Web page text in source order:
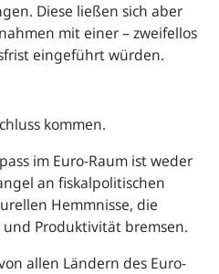
Diese ließen sich aber
mit einer – zweifellos
eingeführt würden.
kommen.
im Euro-Raum ist weder
an fiskalpolitischen
Hemmnisse, die
Produktivität bremsen.
allen Ländern des Euro-